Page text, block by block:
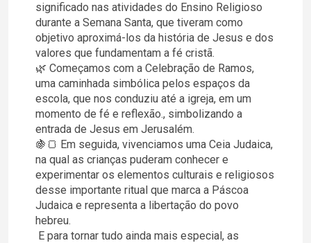
significado nas atividades do Ensino Religioso
durante a Semana Santa, que tiveram como
objetivo aproximá-los da história de Jesus e dos
valores que fundamentam a fé cristã.
🌿 Começamos com a Celebração de Ramos,
uma caminhada simbólica pelos espaços da
escola, que nos conduziu até a igreja, em um
momento de fé e reflexão., simbolizando a
entrada de Jesus em Jerusalém.
🍇🍞 Em seguida, vivenciamos uma Ceia Judaica,
na qual as crianças puderam conhecer e
experimentar os elementos culturais e religiosos
desse importante ritual que marca a Páscoa
Judaica e representa a libertação do povo
hebreu.
E para tornar tudo ainda mais especial, as